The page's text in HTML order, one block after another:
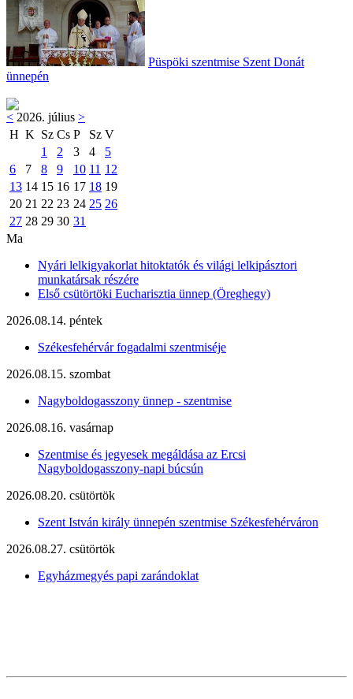
Püspöki szentmise Szent Donát
ünnepén
< 2026. július >
H K Sz Cs P Sz V
1
2 3 4
5
6
7 8 9 10 11 12
13 14 15 16 17 18 19
20 21 22 23 24 25 26
27 28 29 30 31
Ma
Nyári lelkigyakorlat hitoktatók és világi lelkipásztori
munkatársak részére
Első csütörtöki Eucharisztia ünnep (Öreghegy)
2026.08.14. péntek
Székesfehérvár fogadalmi szentmiséje
2026.08.15. szombat
Nagyboldogasszony ünnep - szentmise
2026.08.16. vasárnap
Szentmise és jegyesek megáldása az Ercsi
Nagyboldogasszony-napi búcsún
2026.08.20. csütörtök
Szent István király ünnepén szentmise Székesfehérváron
2026.08.27. csütörtök
Egyházmegyés papi zarándoklat